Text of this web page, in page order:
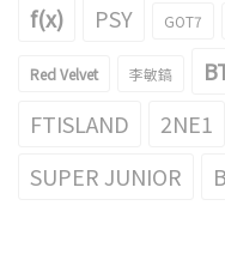
f(x) PSY GOT7
Red Velvet 李敏鎬
FTISLAND
2NE1
SUPER JUNIOR